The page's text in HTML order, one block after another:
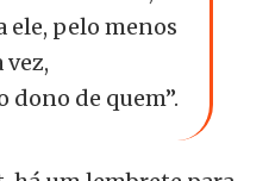
ele, pelo menos
vez,
dono de quem”.